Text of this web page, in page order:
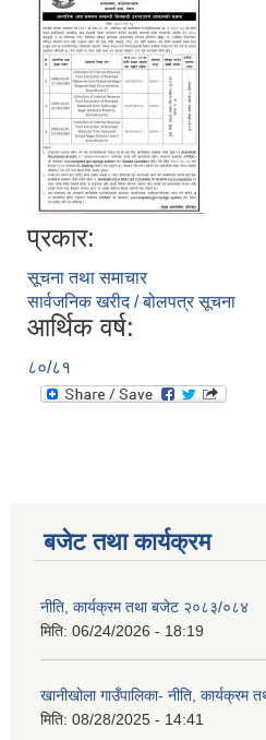
प्रकार:
सूचना तथा समाचार
सार्वजनिक खरीद / बोलपत्र सूचना
आर्थिक वर्ष:
८०/८१
बजेट तथा कार्यक्रम
नीति, कार्यक्रम तथा बजेट २०८३/०८४
मिति: 06/24/2026 - 18:19
खानीखोला गाउँपालिका- नीति,
मिति: 08/28/2025 - 14:41